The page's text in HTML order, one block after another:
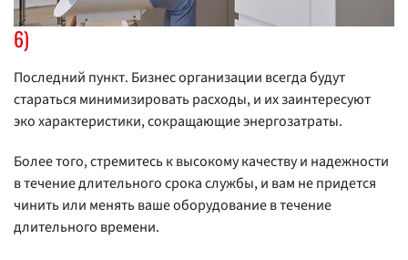
6)
Последний пункт. Бизнес организации всегда будут
стараться минимизировать расходы, и их заинтересуют
эко характеристики, сокращающие энергозатраты.
Более того, стремитесь к высокому качеству и надежности
в течение длительного срока службы, и вам не придется
чинить или менять ваше оборудование в течение
длительного времени.